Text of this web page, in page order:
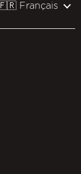
Français